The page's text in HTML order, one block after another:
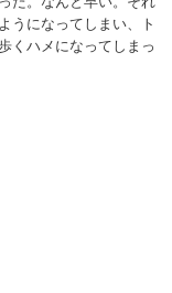
うになってしまい、ト
くハメになってしまっ